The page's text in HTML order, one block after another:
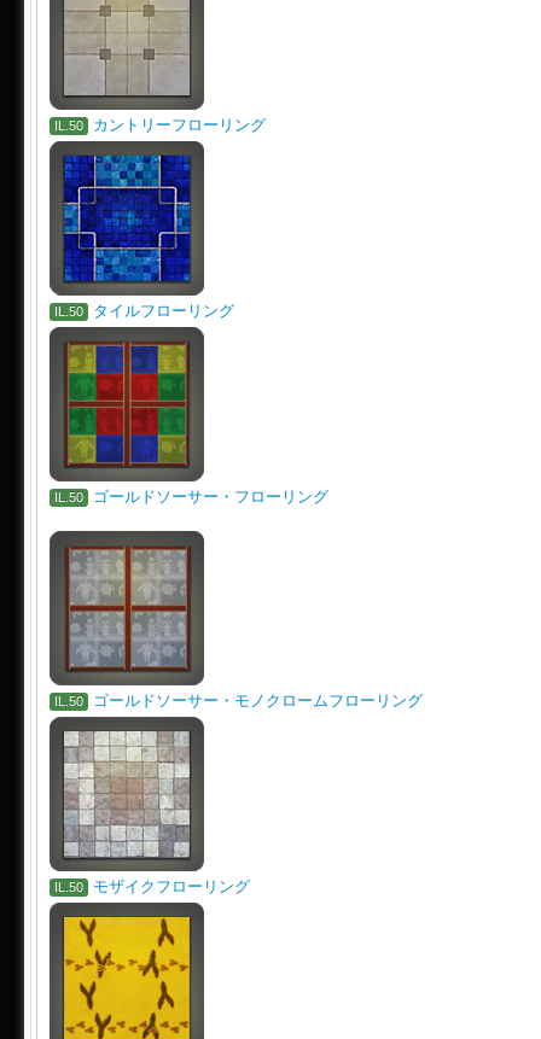
IL.50 カントリーフローリング
IL.50 タイルフローリング
IL.50 ゴールドソーサー・フローリング
IL.50 ゴールドソーサー・モノクロームフローリング
IL.50 モザイクフローリング